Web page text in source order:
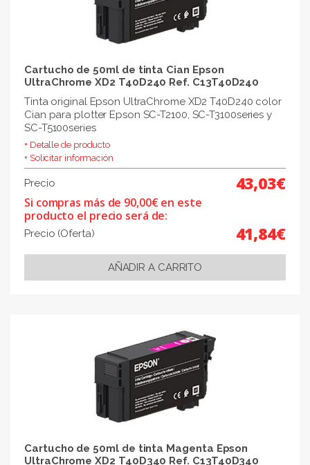
Cartucho de 50ml de tinta Cian Epson
UltraChrome XD2 T40D240 Ref. C13T40D240
Tinta original Epson UltraChrome XD2 T40D240 color
Cian para plotter Epson SC-T2100, SC-T3100series y
SC-T5100series
+ Detalle de producto
+ Solicitar información
Precio 43,03€
Si compras más de 90,00€ en este
producto el precio será de:
Precio (Oferta) 41,84€
Cartucho de 50ml de tinta Magenta Epson
UltraChrome XD2 T40D340 Ref. C13T40D340